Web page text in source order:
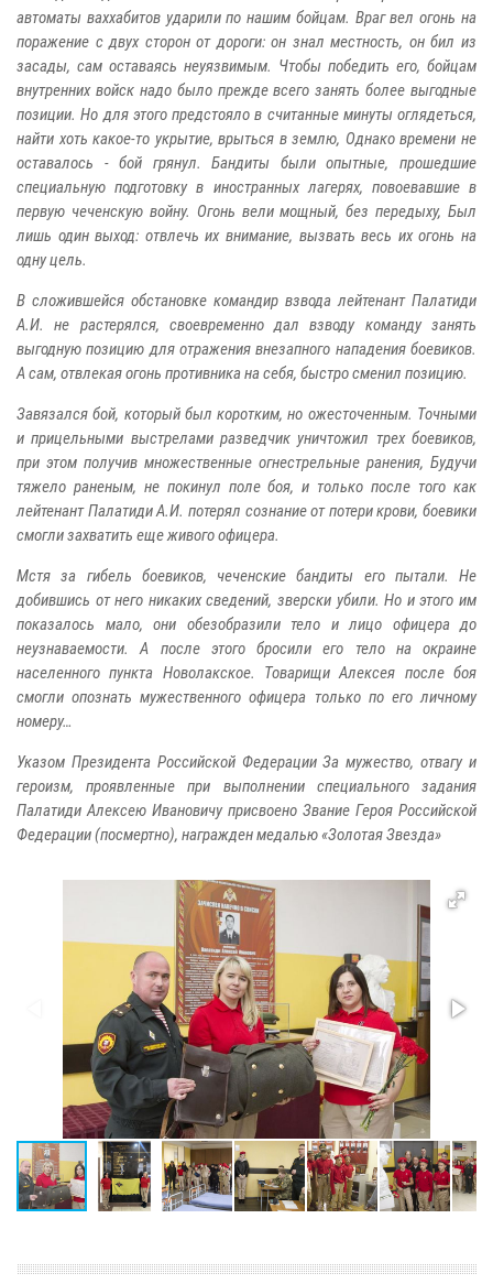
автоматы ваххабитов ударили по нашим бойцам. Враг вел огонь на
поражение с двух сторон от дороги: он знал местность, он бил из
засады, сам оставаясь неуязвимым. Чтобы победить его, бойцам
внутренних войск надо было прежде всего занять более выгодные
позиции. Но для этого предстояло в считанные минуты оглядеться,
найти хоть какое-то укрытие, врыться в землю, Однако времени не
оставалось - бой грянул. Бандиты были опытные, прошедшие
специальную подготовку в иностранных лагерях, повоевавшие в
первую чеченскую войну. Огонь вели мощный, без передыху, Был
лишь один выход: отвлечь их внимание, вызвать весь их огонь на
одну цель.
В сложившейся обстановке командир взвода лейтенант Палатиди
А.И. не растерялся, своевременно дал взводу команду занять
выгодную позицию для отражения внезапного нападения боевиков.
А сам, отвлекая огонь противника на себя, быстро сменил позицию.
Завязался бой, который был коротким, но ожесточенным. Точными
и прицельными выстрелами разведчик уничтожил трех боевиков,
при этом получив множественные огнестрельные ранения, Будучи
тяжело раненым, не покинул поле боя, и только после того как
лейтенант Палатиди А.И. потерял сознание от потери крови, боевики
смогли захватить еще живого офицера.
Мстя за гибель боевиков, чеченские бандиты его пытали. Не
добившись от него никаких сведений, зверски убили. Но и этого им
показалось мало, они обезобразили тело и лицо офицера до
неузнаваемости. А после этого бросили его тело на окраине
населенного пункта Новолакское. Товарищи Алексея после боя
смогли опознать мужественного офицера только по его личному
номеру…
Указом Президента Российской Федерации За мужество, отвагу и
героизм, проявленные при выполнении специального задания
Палатиди Алексею Ивановичу присвоено Звание Героя Российской
Федерации (посмертно), награжден медалью «Золотая Звезда»